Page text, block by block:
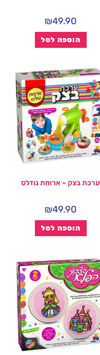
₪49.90
הוספה לסל
ערכת בצק – ארוחת נודלס
₪49.90
הוספה לסל